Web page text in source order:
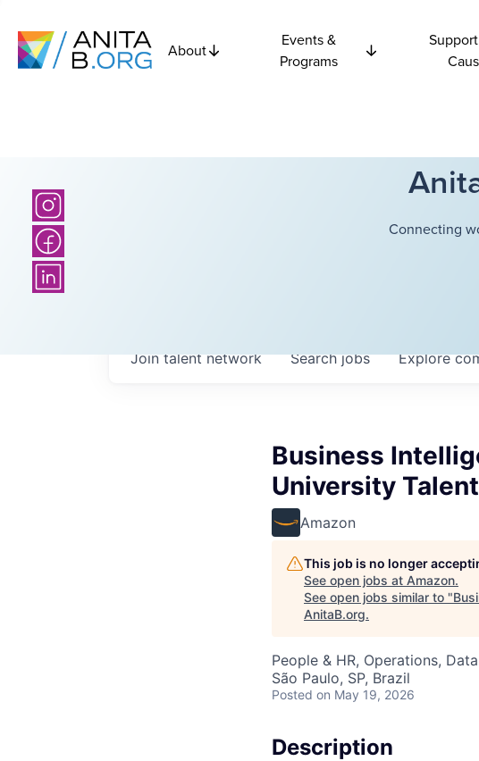
About
Events &
Programs
Connecting
Searchjobs Explore
Join talent network
Business
University
Amazon
This job is no longer
See open jobs at Amazon.
See open jobs similar to "
AnitaB.org.
People & HR, Operations,
São Paulo, SP, Brazil
Posted on May 19, 2026
Description